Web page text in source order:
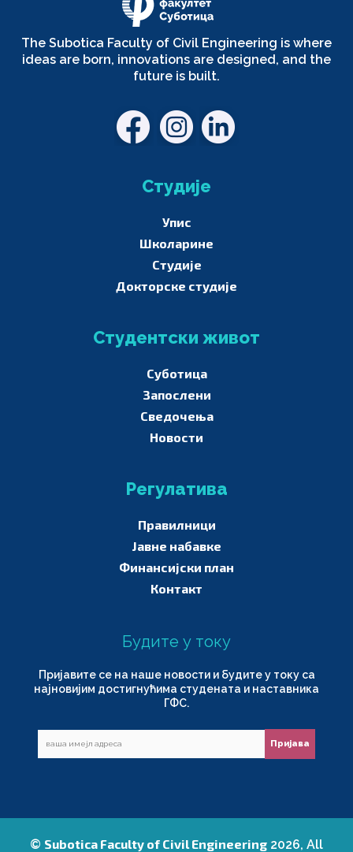
The Subotica Faculty of Civil Engineering is where
ideas are born, innovations are designed, and the
future is built.
Студије
Упис
Школарине
Студије
Докторске студије
Студентски живот
Суботица
Запослени
Сведочења
Новости
Регулатива
Правилници
Јавне набавке
Финансијски план
Контакт
Будите у току
Пријавите се на наше новости и будите у току са
најновијим достигнућима студената и наставника
ГФС.
© Subotica Faculty of Civil Engineering 2026, All